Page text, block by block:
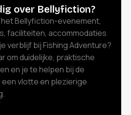
over Bellyfiction?
Bellyfiction-evenement,
faciliteiten, accommodaties
verblijf bij Fishing Adventure?
om duidelijke, praktische
en je te helpen bij de
vlotte en plezierige